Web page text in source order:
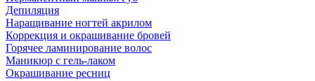
Депиляция
Наращивание ногтей акрилом
Коррекция и окрашивание бровей
Горячее ламинирование волос
Маникюр с гель-лаком
Окрашивание ресниц